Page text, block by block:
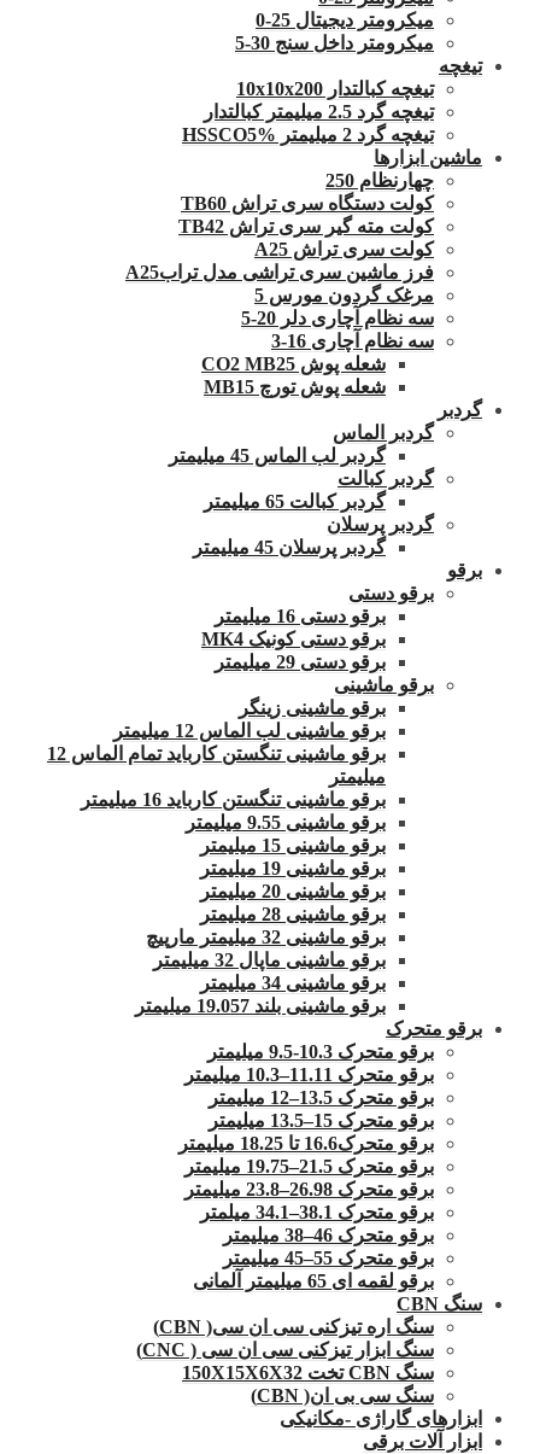
میکرومتر دیجیتال 25-0
میکرومتر داخل سنج 30-5
تیغچه
تیغچه کبالتدار 10x10x200
تیغچه گرد 2.5 میلیمتر کبالتدار
تیغچه گرد 2 میلیمتر HSSCO5%
ماشین ابزارها
چهارنظام 250
کولت دستگاه سری تراش TB60
کولت مته گیر سری تراش TB42
کولت سری تراش A25
فرز ماشین سری تراشی مدل ترابA25
مرغک گردون مورس 5
سه نظام آچاری دلر 20-5
سه نظام آچاری 16-3
شعله پوش CO2 MB25
شعله پوش تورچ MB15
گردبر
گردبر الماس
گردبر لب الماس 45 میلیمتر
گردبر کبالت
گردبر کبالت 65 میلیمتر
گردبر پرسلان
گردبر پرسلان 45 میلیمتر
برقو
برقو دستی
برقو دستی 16 میلیمتر
برقو دستی کونیک MK4
برقو دستی 29 میلیمتر
برقو ماشینی
برقو ماشینی زینگر
برقو ماشینی لب الماس 12 میلیمتر
برقو ماشینی تنگستن کارباید تمام الماس 12
میلیمتر
برقو ماشینی تنگستن کارباید 16 میلیمتر
برقو ماشینی 9.55 میلیمتر
برقو ماشینی 15 میلیمتر
برقو ماشینی 19 میلیمتر
برقو ماشینی 20 میلیمتر
برقو ماشینی 28 میلیمتر
برقو ماشینی 32 میلیمتر مارپیچ
برقو ماشینی ماپال 32 میلیمتر
برقو ماشینی 34 میلیمتر
برقو ماشینی بلند 19.057 میلیمتر
برقو متحرک
برقو متحرک 10.3-9.5 میلیمتر
برقو متحرک 11.11–10.3 میلیمتر
برقو متحرک 13.5–12 میلیمتر
برقو متحرک 15–13.5 میلیمتر
برقو متحرک16.6 تا 18.25 میلیمتر
برقو متحرک 21.5–19.75 میلیمتر
برقو متحرک 26.98–23.8 میلیمتر
برقو متحرک 38.1–34.1 میلمتر
برقو متحرک 46–38 میلیمتر
برقو متحرک 55–45 میلیمتر
برقو لقمه ای 65 میلیمتر آلمانی
سنگ CBN
سنگ اره تیزکنی سی ان سی( CBN)
سنگ ابزار تیزکنی سی ان سی ( CNC)
سنگ CBN تخت 150X15X6X32
سنگ سی بی ان( CBN)
ابزارهای گاراژی -مکانیکی
ابزار آلات برقی